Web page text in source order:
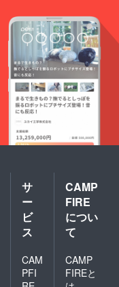
きます
・登壇
orイン
タ
ビュー
時の交
通費
（同伴
者1人含
ご負担
お願い
します
個人で
「みな
さま向
け」ご
支援を
します
【期待
効果】
/26(水)1
3時〜18
時を予
定して
いま
す。 ※
リリー
ス記念
イベン
トの日
2019/02
予定し
ていま
す。
サ
ー
ビ
ス
CAM
PFI
CAMP
FIRE
につい
て
CAMP
FIREと